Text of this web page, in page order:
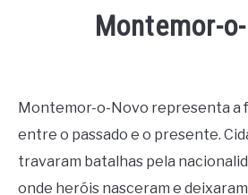
Montemor-
Pinto
in
Montemor-o-Novo representa a
entre o passado e o presente.
travaram batalhas pela
onde heróis nasceram e deixaram